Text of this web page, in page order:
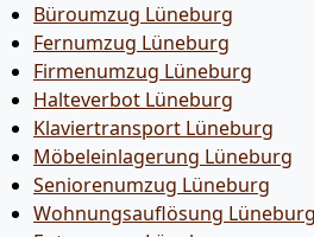
Büroumzug Lüneburg
Fernumzug Lüneburg
Firmenumzug Lüneburg
Halteverbot Lüneburg
Klaviertransport Lüneburg
Möbeleinlagerung Lüneburg
Seniorenumzug Lüneburg
Wohnungsauflösung Lüneburg